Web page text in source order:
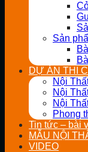
Sản
DỰ ÁN THI
Nội
Nội
Nội
Phong
Tin tức – bài
MẪU NỘI
VIDEO